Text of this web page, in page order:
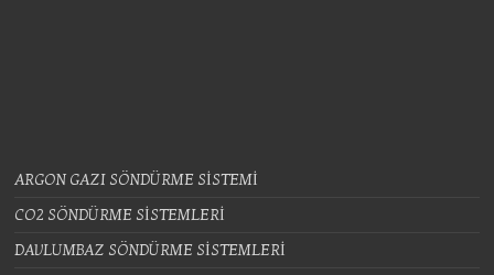
ARGON GAZI SÖNDÜRME SİSTEMİ
CO2 SÖNDÜRME SİSTEMLERİ
DAVLUMBAZ SÖNDÜRME SİSTEMLERİ